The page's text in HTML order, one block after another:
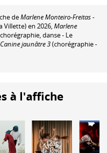
deMarlene Monteiro-Freitas -
Villette) en 2026,Marlene
danse - Le
Canine jaunâtre 3(chorégraphie -
à l'affiche